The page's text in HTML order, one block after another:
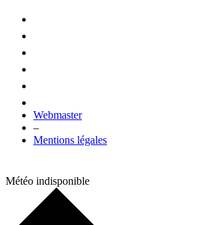
Webmaster
–
Mentions légales
Météo indisponible